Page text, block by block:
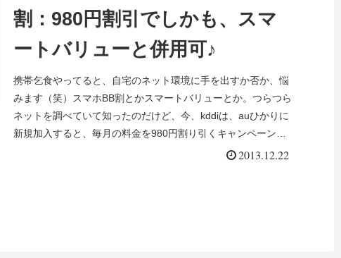
割：980円割引でしかも、スマ
ートバリューと併用可♪
携帯乞食やってると、自宅のネット環境に手を出すか否か、悩
みます（笑）スマホBB割とかスマートバリューとか。つらつら
ネットを調べていて知ったのだけど、今、kddiは、auひかりに
新規加入すると、毎月の料金を980円割り引くキャンペーン
2013.12.22